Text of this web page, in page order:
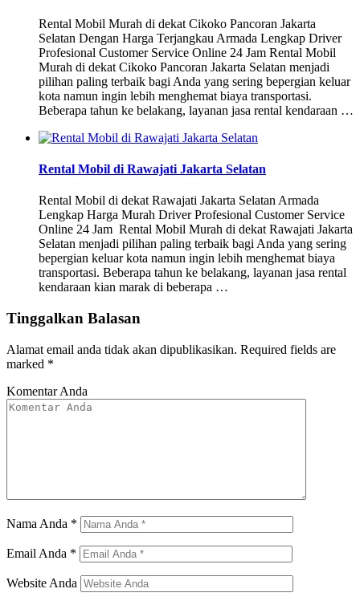
Rental Mobil Murah di dekat Cikoko Pancoran Jakarta
Selatan Dengan Harga Terjangkau Armada Lengkap Driver
Profesional Customer Service Online 24 Jam Rental Mobil
Murah di dekat Cikoko Pancoran Jakarta Selatan menjadi
pilihan paling terbaik bagi Anda yang sering bepergian keluar
kota namun ingin lebih menghemat biaya transportasi.
Beberapa tahun ke belakang, layanan jasa rental kendaraan …
Rental Mobil di Rawajati Jakarta Selatan
Rental Mobil di dekat Rawajati Jakarta Selatan Armada
Lengkap Harga Murah Driver Profesional Customer Service
Online 24 Jam Rental Mobil Murah di dekat Rawajati Jakarta
Selatan menjadi pilihan paling terbaik bagi Anda yang sering
bepergian keluar kota namun ingin lebih menghemat biaya
transportasi. Beberapa tahun ke belakang, layanan jasa rental
kendaraan kian marak di beberapa …
Tinggalkan Balasan
Alamat email anda tidak akan dipublikasikan. Required fields are
marked *
Komentar Anda
Nama Anda *
Email Anda *
Website Anda